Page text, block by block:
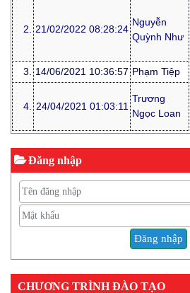
2. 21/02/2022 08:28:24
Nguyễn
Quỳnh Như
3.
14/06/2021 10:36:57 Phạm Tiệp
4. 24/04/2021 01:03:11
Trương
Ngọc Loan
Đăng nhập
Đăng nhập
CHƯƠNG TRÌNH ĐÀO TẠO